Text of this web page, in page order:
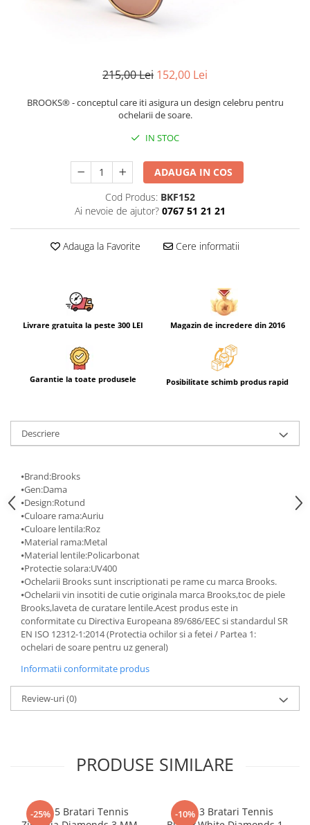
215,00 Lei 152,00 Lei
BROOKS® - conceptul care iti asigura un design celebru pentru
ochelarii de soare.
IN STOC
ADAUGA IN COS
Cod Produs: BKF152
Ai nevoie de ajutor? 0767 51 21 21
Adauga la Favorite Cere informatii
Livrare gratuita la peste 300 LEI Magazin de incredere din 2016
Garantie la toate produsele Posibilitate schimb produs rapid
Descriere
⦁Brand:Brooks
⦁Gen:Dama
⦁Design:Rotund
⦁Culoare rama:Auriu
⦁Culoare lentila:Roz
⦁Material rama:Metal
⦁Material lentile:Policarbonat
⦁Protectie solara:UV400
⦁Ochelarii Brooks sunt inscriptionati pe rame cu marca Brooks.
⦁Ochelarii vin insotiti de cutie originala marca Brooks,toc de piele
Brooks,laveta de curatare lentile.Acest produs este in
conformitate cu Directiva Europeana 89/686/EEC si standardul SR
EN ISO 12312-1:2014 (Protectia ochilor si a fetei / Partea 1:
ochelari de soare pentru uz general)
Informatii conformitate produs
Review-uri(0)
PRODUSE SIMILARE
-25%
Set 5 Bratari Tennis
-10%
Set 3 Bratari Tennis